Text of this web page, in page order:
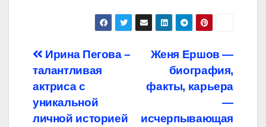
Навигация
по
записям
Женя Ершов —
биография,
факты, карьера
—
исчерпывающая
Ирина Пегова –
талантливая
актриса с
уникальной
личной историей